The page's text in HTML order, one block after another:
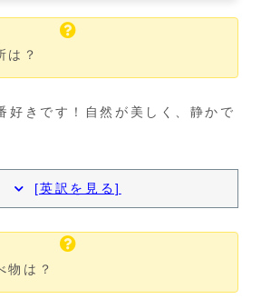
は？
好きです！自然が美しく、静かで
[英訳を見る]
物は？